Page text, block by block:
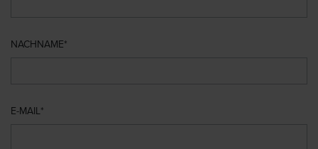
NACHNAME
E-MAIL